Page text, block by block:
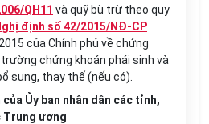
QH11 và quỹ bù trừ theo quy
định số 42/2015/NĐ-CP
của Chính phủ về chứng
chứng khoán phái sinh và
sung, thay thế (nếu có).
Ủy ban nhân dân các tỉnh,
Trung ương